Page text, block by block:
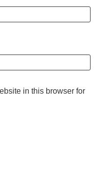
in this browser for